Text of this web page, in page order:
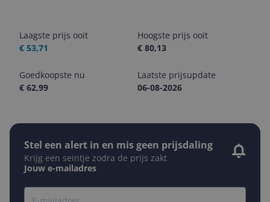
Laagste prijs ooit
€ 53,71
Hoogste prijs ooit
€ 80,13
Goedkoopste nu
€ 62,99
Laatste prijsupdate
06-08-2026
Stel een alert in en mis geen prijsdaling
Krijg een seintje zodra de prijs zakt
Jouw e-mailadres